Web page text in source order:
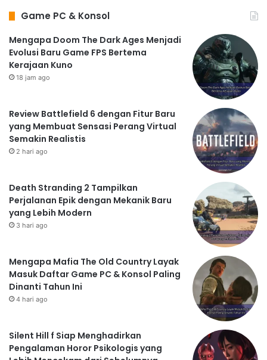
Game PC & Konsol
Mengapa Doom The Dark Ages Menjadi
Evolusi Baru Game FPS Bertema
Kerajaan Kuno
18 jam ago
Review Battlefield 6 dengan Fitur Baru
yang Membuat Sensasi Perang Virtual
Semakin Realistis
2 hari ago
Death Stranding 2 Tampilkan
Perjalanan Epik dengan Mekanik Baru
yang Lebih Modern
3 hari ago
Mengapa Mafia The Old Country Layak
Masuk Daftar Game PC & Konsol Paling
Dinanti Tahun Ini
4 hari ago
Silent Hill f Siap Menghadirkan
Pengalaman Horor Psikologis yang